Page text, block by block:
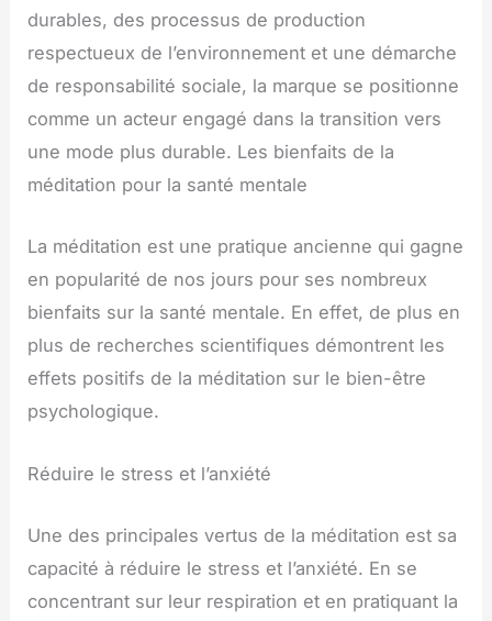
durables, des processus de production
respectueux de l’environnement et une démarche
de responsabilité sociale, la marque se positionne
comme un acteur engagé dans la transition vers
une mode plus durable. Les bienfaits de la
méditation pour la santé mentale
La méditation est une pratique ancienne qui gagne
en popularité de nos jours pour ses nombreux
bienfaits sur la santé mentale. En effet, de plus en
plus de recherches scientifiques démontrent les
effets positifs de la méditation sur le bien-être
psychologique.
Réduire le stress et l’anxiété
Une des principales vertus de la méditation est sa
capacité à réduire le stress et l’anxiété. En se
concentrant sur leur respiration et en pratiquant la